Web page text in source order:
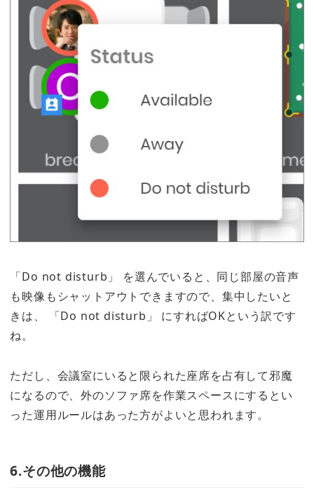
「Do not disturb」 を選んでいると、同じ部屋の音声
も映像もシャットアウトできますので、集中したいと
きは、 「Do not disturb」 にすればOKという訳です
ね。
ただし、会議室にいると限られた座席を占有して邪魔
になるので、外のソファ席を作業スペースにするとい
った運用ルールはあった方がよいと思われます。
6.その他の機能